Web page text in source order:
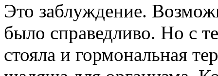
Это заблуждение.
было справедливо. Но с
стояла и гормональная